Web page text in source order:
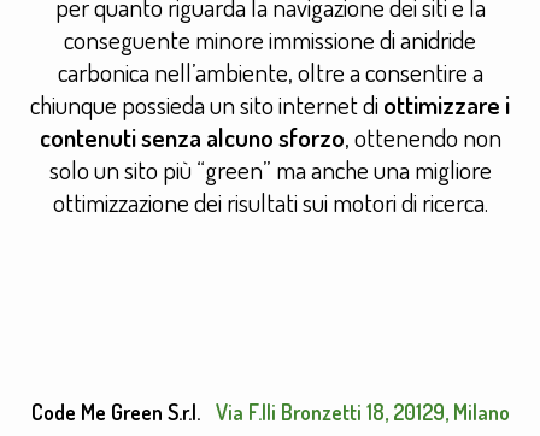
per quanto riguarda la navigazione dei siti e la
conseguente minore immissione di anidride
carbonica nell’ambiente, oltre a consentire a
chiunque possieda un sito internet diottimizzare i
contenuti senza alcuno sforzo, ottenendo non
solo un sito più “green” ma anche una migliore
ottimizzazione dei risultati sui motori di ricerca.
Code Me Green S.r.l. Via F.lli Bronzetti 18, 20129, Milano